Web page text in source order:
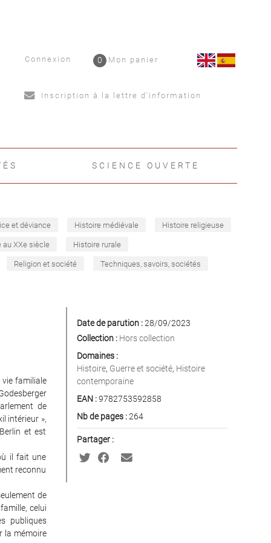
Connexion Mon panier
0
Inscription à la lettre d'information
SCIENCE OUVERTE
et déviance Histoire médiévale Histoire religieuse
au XXe siècle Histoire rurale
Religion et société Techniques, savoirs, sociétés
familiale
de
intérieur »,
et est
il fait une
reconnu
de
celui
publiques
la mémoire
Date de parution :28/09/2023
Collection : Hors collection
Domaines :
Histoire, Guerre et société, Histoire
contemporaine
EAN :9782753592858
Nb de pages :264
Partager :